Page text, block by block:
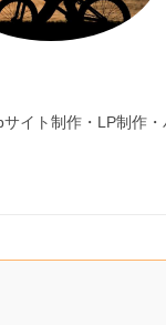
イト制作・LP制作